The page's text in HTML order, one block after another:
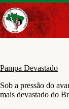
Pular
para
o
conteúdo
Pampa Devastado
Sob a pressão do
mais devastado do